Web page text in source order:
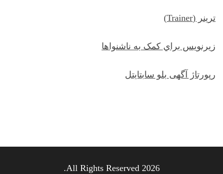
ترينر (Trainer)
زيرنويس براي کمک به ناشنواها
رپورتاژ آگهی بلو سابتایتل
All Rights Reserved 2026.